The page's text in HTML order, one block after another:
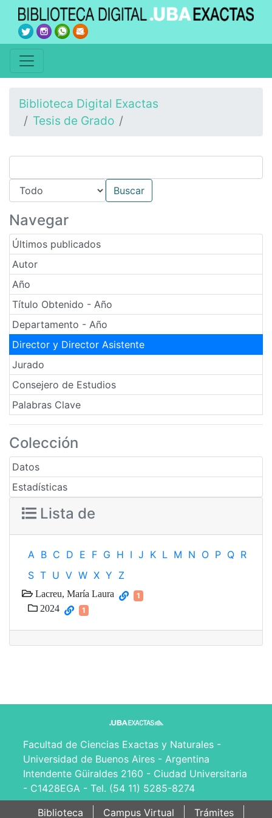
Biblioteca Digital Exactas
Tesis de Grado
Navegar
Últimos publicados
Autor
Año
Título Obtenido - Año
Departamento - Año
Director y Director Asistente
Jurado
Consejero de Estudios
Palabras Clave
Colección
Datos
Estadísticas
Lista de
A B C D E F G H I J K L M N O P Q R
S T U V W X Y Z
Lacreu, María Laura 1
2024 1
Facultad de Ciencias Exactas y Naturales -
Universidad de Buenos Aires - Argentina
Intendente Güiraldes 2160 - Ciudad Universitaria
- C1428EGA - Tel. (54 11) 5285-8274
Biblioteca
Campus Virtual Trámites